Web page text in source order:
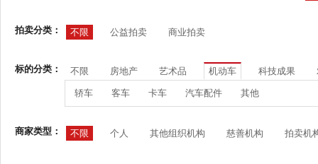
拍卖分类： 不限 公益拍卖 商业拍卖
标的分类： 不限 房地产 艺术品 机动车 科技成果
轿车 客车 卡车 汽车配件 其他
商家类型： 不限 个人 其他组织机构 慈善机构 拍卖机